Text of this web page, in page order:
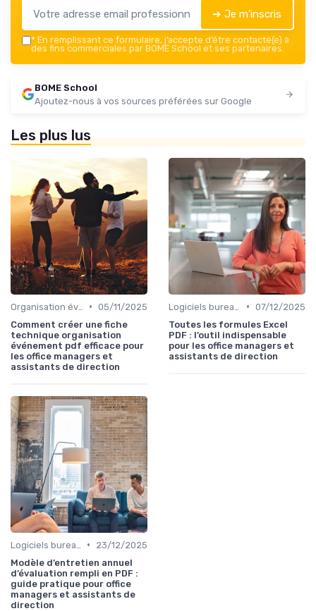
➔ Je m'inscris
* En remplissant ce formulaire, j’accepte d’être contacté(e) à
des fins commerciales par BOME School et ses partenaires.
BOME School
Ajoutez-nous à vos sources préférées sur Google
Les plus lus
• 05/11/2025
Comment créer une fiche
technique organisation
événement pdf efficace pour
les office managers et
assistants de direction
• 07/12/2025
Toutes les formules Excel
PDF : l’outil indispensable
pour les office managers et
assistants de direction
•
23/12/2025
Modèle d’entretien annuel
d’évaluation rempli en PDF :
guide pratique pour office
managers et assistants de
direction